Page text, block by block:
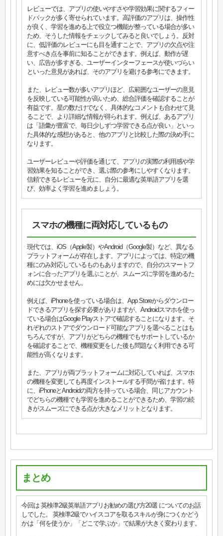
レビューでは、アプリの使いやすさや学習効果に関するフィー
ドバックが多く寄せられています。高評価のアプリは、操作性
が良く、学習を進める上で役立つ機能が整っている場合が多い
ため、そうした情報をチェックしてみると良いでしょう。反対
に、低評価のレビューにも目を通すことで、アプリの欠点や注
意すべき点を事前に知ることができます。例えば、動作が遅
い、広告が多すぎる、ユーザーインターフェースが使いづらい
といった意見があれば、そのアプリを避ける参考にできます。
また、レビュー数が多いアプリほど、広範囲なユーザーの意見
を反映している可能性が高いため、総合評価を確認することが
有益です。星の数だけでなく、具体的なコメントも合わせて見
ることで、より詳細な情報が得られます。例えば、あるアプリ
は「語彙が豊富で、毎日少しずつ学習できる点が良い」といっ
た具体的な感想があると、他のアプリと比較した際の決め手に
なります。
ユーザーレビューや評価を通じて、アプリの実際の利用感や学
習効果を知ることができ、選ぶ際の参考にしやすくなります。
信頼できるレビューを元に、自分に最適な英単語アプリを選
び、効率よく学習を進めましょう。
スマホの機種に両対応しているもの
現代では、iOS（Apple製）やAndroid（Google製）など、異なる
プラットフォームが存在します。アプリによっては、特定の機
種にのみ対応しているものもありますので、自分のスマートフ
ォンに合ったアプリを選ぶことが、スムーズに学習を進めるた
めには欠かせません。
例えば、iPhoneを使っている場合は、App Storeからダウンロー
ドできるアプリを探す必要がありますが、Androidスマホを使っ
ている場合はGoogle Playストアで確認することになります。そ
れぞれのストアでダウンロード可能なアプリを選べることはも
ちろんですが、アプリがどちらの機種でもサポートしているか
を確認することで、機種変更をした後も問題なく利用できる可
能性が高くなります。
また、アプリが両プラットフォームに対応していれば、スマホ
の機種を変更しても再度インストールする手間が省けます。特
に、iPhoneとAndroidの両方を持っている場合、同じアカウント
でどちらの機種でも学習を進めることができるため、学習の続
きがスムーズにできる点が大きなメリットとなります。
まとめ
今回は 英検準2級英単語アプリお勧めの選び方20選 についてのお話
しでした。 英検準2級でハイスコアを取るスキルが身につくかどう
かは「何を使うか」「どこで学ぶか」で結果が大きく変わります。